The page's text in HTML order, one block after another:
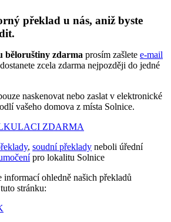
překlad u nás, aniž byste
běloruštiny zdarma prosím zašlete e-mail
zcela zdarma nejpozději do jedné
naskenovat nebo zaslat v elektronické
vašeho domova z místa Solnice.
ZDARMA
, soudní překlady neboli úřední
pro lokalitu Solnice
informací ohledně našich překladů
stránku: